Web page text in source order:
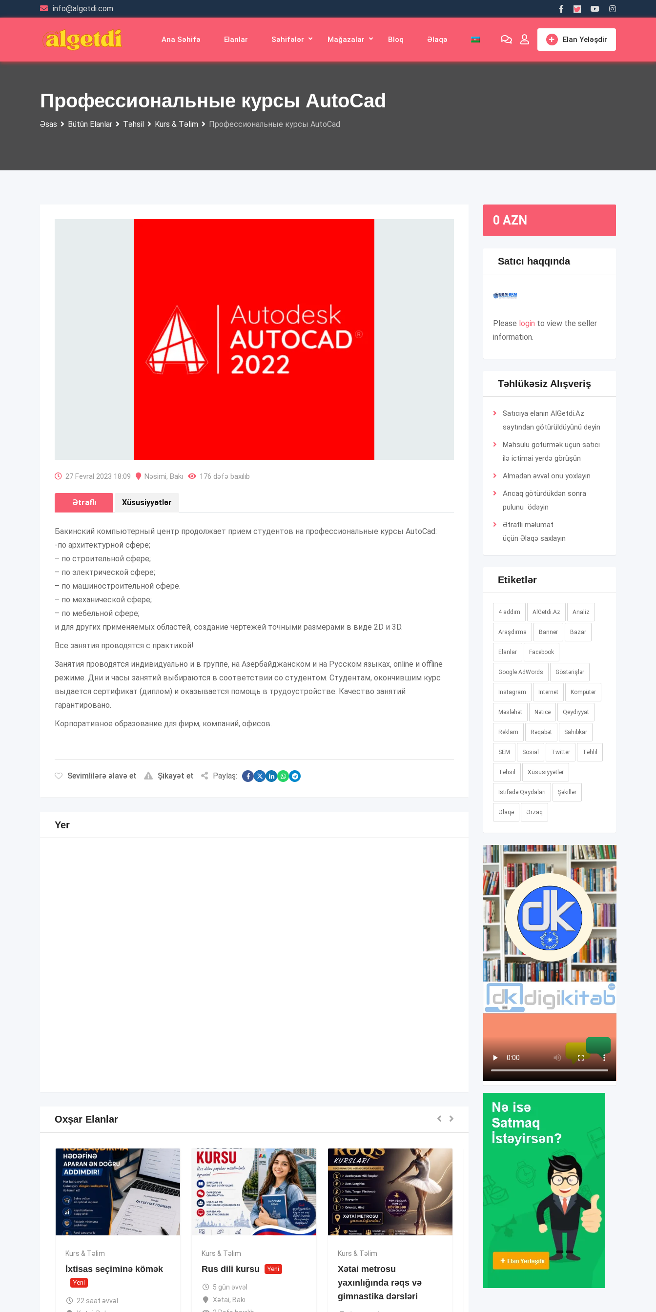
to
info@algetdi.com
Elan Yeləşdir
Ana Səhifə Elanlar Səhifələr Mağazalar Bloq Əlaqə
Профессиональные курсы AutoCad
Əsas Bütün Elanlar Təhsil Kurs & Təlim Профессиональные курсы AutoCad
27 Fevral 2023 18:09 Nəsimi, Bakı 176 dəfə baxılıb
Ətraflı Xüsusiyyətlər
Бакинский компьютерный центр продолжает прием студентов на профессиональные курсы AutoCad:
-по архитектурной сфере;
– по строительной сфере;
– по электрической сфере;
– по машиностроительной сфере.
– по механической сфере;
– по мебельной сфере;
и для других применяемых областей, создание чертежей точными размерами в виде 2D и 3D.
Все занятия проводятся с практикой!
Занятия проводятся индивидуально и в группе, на Азербайджанском и на Русском языках, online и offline
режиме. Дни и часы занятий выбираются в соответствии со студентом. Студентам, окончившим курс
выдается сертификат (диплом) и оказывается помощь в трудоустройстве. Качество занятий
гарантировано.
Корпоративное образование для фирм, компаний, офисов.
Sevimlilərə əlavə et Şikayət et Paylaş:
Yer
Oxşar Elanlar
Kurs & Təlim
İxtisas seçiminə kömək
Yeni
22 saat əvvəl
Kurs & Təlim
Rus dili kursu Yeni
5 gün əvvəl
Xətai, Bakı
Kurs & Təlim
Xətai metrosu
yaxınlığında rəqs və
gimnastika dərsləri
Kurs & Təlim
Xətai metrosu
0 AZN
Satıcı haqqında
Please login to view the seller
information.
Təhlükəsiz Alışveriş
Satıcıya elanın AlGetdi.Az
saytından götürüldüyünü deyin
Məhsulu götürmək üçün satıcı
ilə ictimai yerdə görüşün
Almadan əvvəl onu yoxlayın
Ancaq götürdükdən sonra
pulunu ödəyin
Ətraflı məlumat
üçün Əlaqə saxlayın
Etiketlər
4 addım AlGetdi.Az Analiz
Araşdırma Banner Bazar
Elanlar Facebook
Google AdWords Göstərişlər
Instagram Internet Kompüter
Məsləhət Nəticə Qeydiyyat
Reklam Rəqabət Sahibkar
SEM Sosial Twitter Təhlil
Təhsil Xüsusiyyətlər
İstifadə Qaydaları Şəkillər
Əlaqə Ərzaq